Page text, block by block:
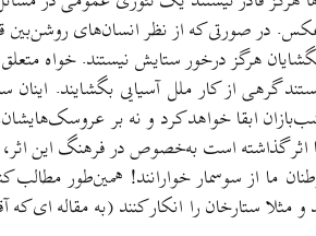
در صورتی که از نظر انسان‌های روشن‌بین
هرگز درخور ستایش نیستند. خواه متعلق
گرهی از کار ملل آسیایی بگشایند.
ابقا خواهد کرد و نه بر عروسک‌هایشان.
اثر گذاشته است به‌خصوص در فرهنگ این
ما از سوسمار خوارانند! همین‌طور
ستارخان را انکار کنند (به مقاله ای که